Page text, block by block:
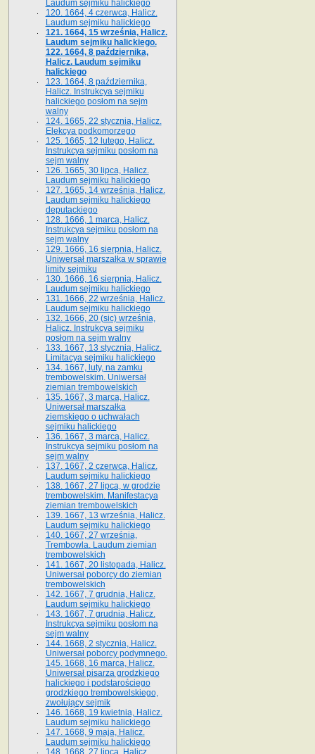
Laudum sejmiku halickiego
120. 1664, 4 czerwca, Halicz.
Laudum sejmiku halickiego
121. 1664, 15 września, Halicz.
Laudum sejmiku halickiego.
122. 1664, 8 października,
Halicz. Laudum sejmiku
halickiego
123. 1664, 8 października,
Halicz. Instrukcya sejmiku
halickiego posłom na sejm
walny
124. 1665, 22 stycznia, Halicz.
Elekcya podkomorzego
125. 1665, 12 lutego, Halicz.
Instrukcya sejmiku posłom na
sejm walny
126. 1665, 30 lipca, Halicz.
Laudum sejmiku halickiego
127. 1665, 14 września, Halicz.
Laudum sejmiku halickiego
deputackiego
128. 1666, 1 marca, Halicz.
Instrukcya sejmiku posłom na
sejm walny
129. 1666, 16 sierpnia, Halicz.
Uniwersał marszałka w sprawie
limity sejmiku
130. 1666, 16 sierpnia, Halicz.
Laudum sejmiku halickiego
131. 1666, 22 września, Halicz.
Laudum sejmiku halickiego
132. 1666, 20 (sic) września,
Halicz. Instrukcya sejmiku
posłom na sejm walny
133. 1667, 13 stycznia, Halicz.
Limitacya sejmiku halickiego
134. 1667, luty, na zamku
trembowelskim. Uniwersał
ziemian trembowelskich
135. 1667, 3 marca, Halicz.
Uniwersał marszałka
ziemskiego o uchwałach
sejmiku halickiego
136. 1667, 3 marca, Halicz.
Instrukcya sejmiku posłom na
sejm walny
137. 1667, 2 czerwca, Halicz.
Laudum sejmiku halickiego
138. 1667, 27 lipca, w grodzie
trembowelskim. Manifestacya
ziemian trembowelskich
139. 1667, 13 września, Halicz.
Laudum sejmiku halickiego
140. 1667, 27 września,
Trembowla. Laudum ziemian
trembowelskich
141. 1667, 20 listopada, Halicz.
Uniwersał poborcy do ziemian
trembowelskich
142. 1667, 7 grudnia, Halicz.
Laudum sejmiku halickiego
143. 1667, 7 grudnia, Halicz.
Instrukcya sejmiku posłom na
sejm walny
144. 1668, 2 stycznia, Halicz.
Uniwersał poborcy podymnego.
145. 1668, 16 marca, Halicz.
Uniwersał pisarza grodzkiego
halickiego i podstarościego
grodzkiego trembowelskiego,
zwołujący sejmik
146. 1668, 19 kwietnia, Halicz.
Laudum sejmiku halickiego
147. 1668, 9 maja, Halicz.
Laudum sejmiku halickiego
148. 1668, 27 lipca, Halicz.